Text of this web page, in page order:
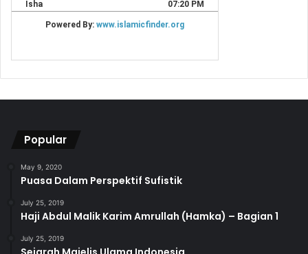
Popular
May 9, 2020
Puasa Dalam Perspektif Sufistik
July 25, 2019
Haji Abdul Malik Karim Amrullah (Hamka) – Bagian 1
July 25, 2019